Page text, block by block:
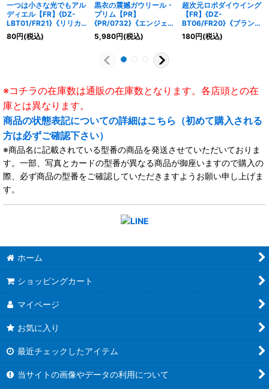
一つは小さな光でもアル
ディエル【FR】{DZ-
LBT01/FR21}《リリカ
ルモナステリオ》
80円(税込)
黒衣の震撼ガウリール・
プリム【PR】
{PR/0732}《エンジェル
フェザー》
5,980円(税込)
超次元ロボダイウイング
【FR】{DZ-
BT06/FR20}《ブラント
ゲート》
180円(税込)
※コチラの在庫数は通販の在庫数となります。各店頭との在
庫とは異なります。
商品の状態表記についての詳細はこちら（初めて購入される
方は必ずご確認下さい）
※商品名に記載されている型番の商品を発送させていただいておりま
す。一部、写真とカードの型番が異なる商品が御座いますので購入の
際、必ず商品の型番をご確認していただきますようお願い申し上げま
す。
ホーム
ショッピングカート
マイページ
お気に入り
最近チェックしたアイテム
当サイトの画像やデータの利用について